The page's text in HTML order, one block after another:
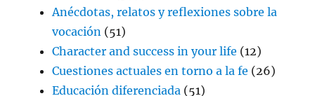
Anécdotas, relatos y reflexiones sobre la
vocación (51)
Character and success in your life (12)
Cuestiones actuales en torno a la fe (26)
Educación diferenciada (51)